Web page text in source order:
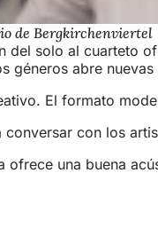
de Bergkirchenviertel
del solo al cuarteto
abre
El formato
con los
una buena